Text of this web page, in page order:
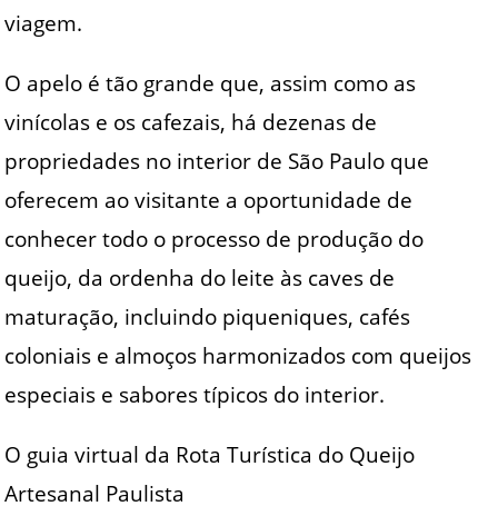
viagem.
O apelo é tão grande que, assim como as
vinícolas e os cafezais, há dezenas de
propriedades no interior de São Paulo que
oferecem ao visitante a oportunidade de
conhecer todo o processo de produção do
queijo, da ordenha do leite às caves de
maturação, incluindo piqueniques, cafés
coloniais e almoços harmonizados com queijos
especiais e sabores típicos do interior.
O guia virtual da Rota Turística do Queijo
Artesanal Paulista